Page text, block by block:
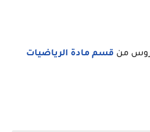
من قسم مادة الرياضيات